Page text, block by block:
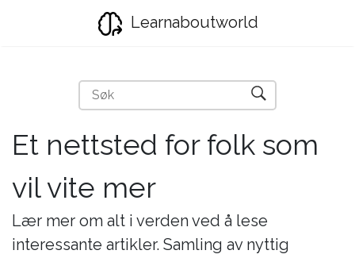
Learnaboutworld
Et nettsted for folk som
vil vite mer
Lær mer om alt i verden ved å lese
interessante artikler. Samling av nyttig